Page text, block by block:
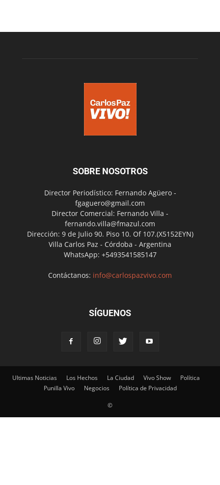
SOBRE NOSOTROS
Director Periodístico: Fernando Agüero -
fgaguero@gmail.com
Director Comercial: Fernando Villa -
fernando.villa@fmazul.com
Dirección: 9 de Julio 90. Piso 10. Of 107.(X5152EYN)
Villa Carlos Paz - Córdoba - Argentina
WhatsApp: +5493541585147
Contáctanos: info@carlospazvivo.com
SÍGUENOS
Ultimas Noticias Los Hechos La Ciudad Vivo Show
Política
Punilla Vivo
Negocios Política de Privacidad
©